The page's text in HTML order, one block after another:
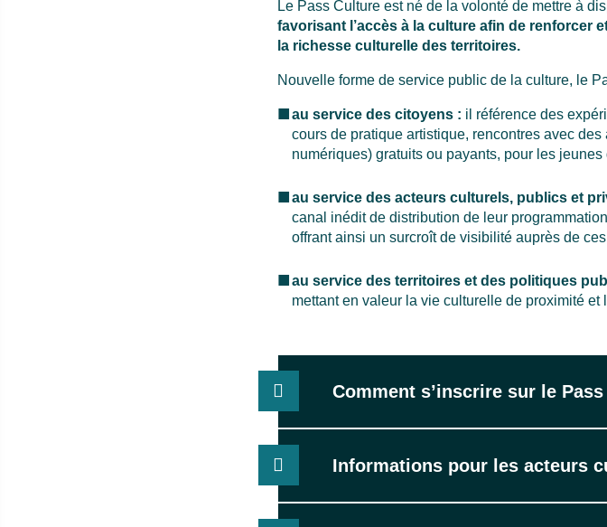
Le Pass Culture est né de la volonté de mettre à
favorisant l’accès à la culture afin de renforcer
la richesse culturelle des territoires.
Nouvelle forme de service public de la culture, le
au service des citoyens : il référence des
cours de pratique artistique, rencontres avec
numériques) gratuits ou payants, pour les jeunes
au service des acteurs culturels, publics et
canal inédit de distribution de leur
offrant ainsi un surcroît de visibilité auprès de
au service des territoires et des politiques
mettant en valeur la vie culturelle de proximité
Comment s’inscrire sur le
Informations pour les acteurs